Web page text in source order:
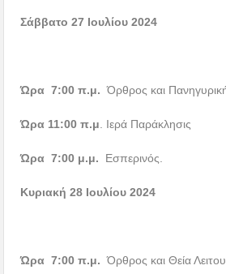
Σάββατο 27 Ιουλίου 2024
Ώρα 7:00 π.μ.Όρθρος και
Ώρα 11:00 π.μ . Ιερά Παράκλησις
Ώρα 7:00 μ.μ. Εσπερινός.
Κυριακή 28 Ιουλίου 2024
Ώρα 7:00 π.μ.Όρθρος και Θεία